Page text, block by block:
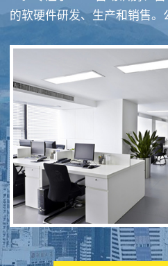
RFID酒类防伪系统方案
图书馆RFID电子标签管理系统
的软硬件研发、生产和销售。